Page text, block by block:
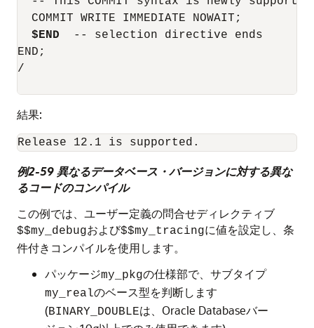
  COMMIT WRITE IMMEDIATE NOWAIT;
$END
  -- selection directive ends
END;
/
結果:
例2-59 異なるデータベース・バージョンに対する異な
るコードのコンパイル
この例では、ユーザー定義の問合せディレクティブ
$$my_debugおよび$$my_tracingに値を設定し、条
件付きコンパイルを使用します。
パッケージmy_pkgの仕様部で、サブタイプ
my_realのベース型を判断します
(BINARY_DOUBLEは、Oracle Databaseバー